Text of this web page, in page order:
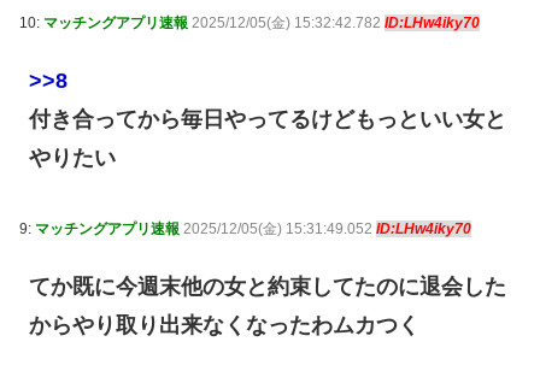
10: マッチングアプリ速報 2025/12/05(金) 15:32:42.782 ID:LHw4iky70
>>8
付き合ってから毎日やってるけどもっといい女と
やりたい
9: マッチングアプリ速報 2025/12/05(金) 15:31:49.052 ID:LHw4iky70
てか既に今週末他の女と約束してたのに退会した
からやり取り出来なくなったわムカつく